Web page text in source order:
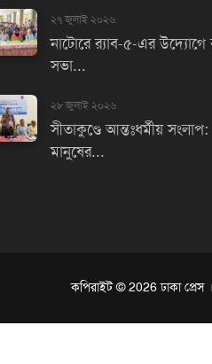
২৭ জুলাই ২০২৬
নাটোরে র‌্যাব-৫-এর উদ্যোগে
সভা...
২৮ জুলাই ২০২৬
সীতাকুণ্ডে আন্তঃধর্মীয়
মানুষের...
কপিরাইট © 2026 ঢাকা প্রেস